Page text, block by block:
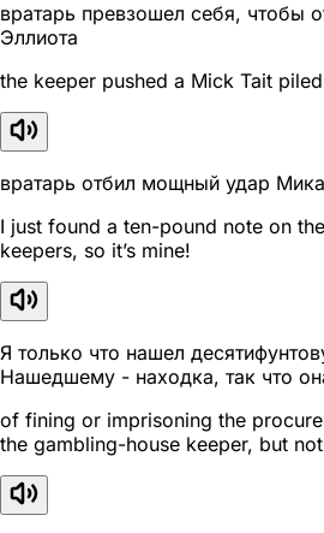
вратарь превзошел себя, чтобы
Эллиота
the keeper pushed a Mick Tait
вратарь отбил мощный удар
I just found a ten-pound note on
keepers, so it’s mine!
Я только что нашел
Нашедшему - находка, так что
of fining or imprisoning the
the gambling-house keeper, but